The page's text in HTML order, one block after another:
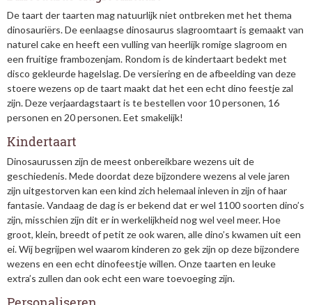
De taart der taarten mag natuurlijk niet ontbreken met het thema
dinosauriërs. De eenlaagse dinosaurus slagroomtaart is gemaakt van
naturel cake en heeft een vulling van heerlijk romige slagroom en
een fruitige frambozenjam. Rondom is de kindertaart bedekt met
disco gekleurde hagelslag. De versiering en de afbeelding van deze
stoere wezens op de taart maakt dat het een echt dino feestje zal
zijn. Deze verjaardagstaart is te bestellen voor 10 personen, 16
personen en 20 personen. Eet smakelijk!
Kindertaart
Dinosaurussen zijn de meest onbereikbare wezens uit de
geschiedenis. Mede doordat deze bijzondere wezens al vele jaren
zijn uitgestorven kan een kind zich helemaal inleven in zijn of haar
fantasie. Vandaag de dag is er bekend dat er wel 1100 soorten dino’s
zijn, misschien zijn dit er in werkelijkheid nog wel veel meer. Hoe
groot, klein, breedt of petit ze ook waren, alle dino’s kwamen uit een
ei. Wij begrijpen wel waarom kinderen zo gek zijn op deze bijzondere
wezens en een echt dinofeestje willen. Onze taarten en leuke
extra’s zullen dan ook echt een ware toevoeging zijn.